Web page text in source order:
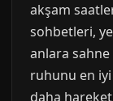
akşam
sohbetleri,
anlara
ruhunu en
daha